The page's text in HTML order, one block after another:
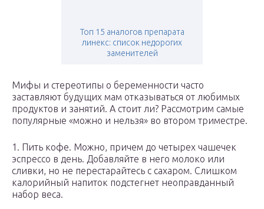
Топ 15 аналогов препарата
линекс: список недорогих
заменителей
Мифы и стереотипы о беременности часто
заставляют будущих мам отказываться от любимых
продуктов и занятий. А стоит ли? Рассмотрим самые
популярные «можно и нельзя» во втором триместре.
1. Пить кофе. Можно, причем до четырех чашечек
эспрессо в день. Добавляйте в него молоко или
сливки, но не перестарайтесь с сахаром. Слишком
калорийный напиток подстегнет неоправданный
набор веса.